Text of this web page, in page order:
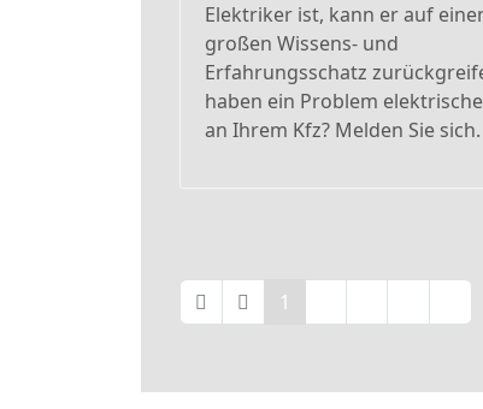
Elektriker ist, kann er auf
großen Wissens- und
Erfahrungsschatz
haben ein Problem
an Ihrem Kfz? Melden Sie sich.
1